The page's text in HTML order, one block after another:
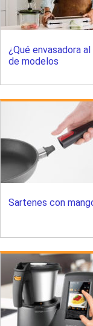
¿Qué envasadora
de modelos
Sartenes con